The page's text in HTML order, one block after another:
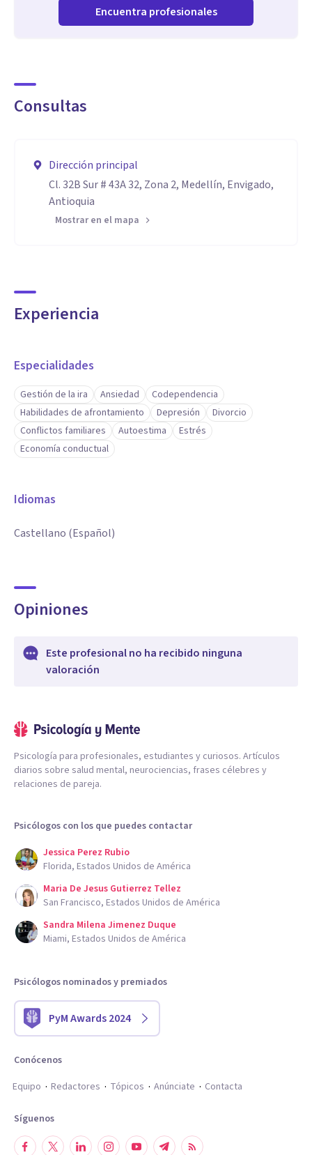
Encuentra profesionales
Consultas
Dirección principal
Cl. 32B Sur # 43A 32, Zona 2, Medellín, Envigado,
Antioquia
Mostrar en el mapa
Experiencia
Especialidades
Gestión de la ira Ansiedad
Codependencia
Habilidades de afrontamiento
Depresión
Divorcio
Conflictos familiares
Autoestima
Estrés
Economía conductual
Idiomas
Castellano (Español)
Opiniones
Este profesional no ha recibido ninguna
valoración
Psicología para profesionales, estudiantes y curiosos. Artículos
diarios sobre salud mental, neurociencias, frases célebres y
relaciones de pareja.
Psicólogos con los que puedes contactar
Jessica Perez Rubio
Florida, Estados Unidos de América
Maria De Jesus Gutierrez Tellez
San Francisco, Estados Unidos de América
Sandra Milena Jimenez Duque
Miami, Estados Unidos de América
Psicólogos nominados y premiados
PyM Awards 2024
Conócenos
Equipo
Redactores Tópicos Anúnciate Contacta
Síguenos